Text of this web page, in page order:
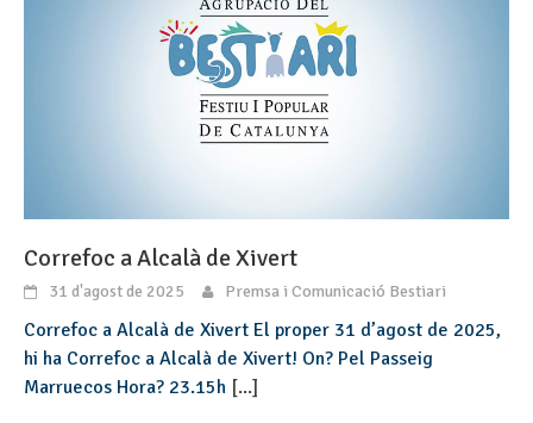
Correfoc a Alcalà de Xivert
31 d'agost de 2025 Premsa i Comunicació Bestiari
Correfoc a Alcalà de Xivert El proper 31 d’agost de 2025,
hi ha Correfoc a Alcalà de Xivert! On? Pel Passeig
Marruecos Hora? 23.15h [...]